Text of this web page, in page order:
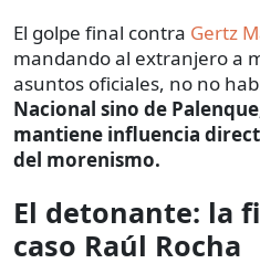
El golpe final contra Gertz
mandando al extranjero a
asuntos oficiales, no no
Nacional sino de
mantiene influencia
del morenismo.
El detonante: la
caso Raúl Rocha